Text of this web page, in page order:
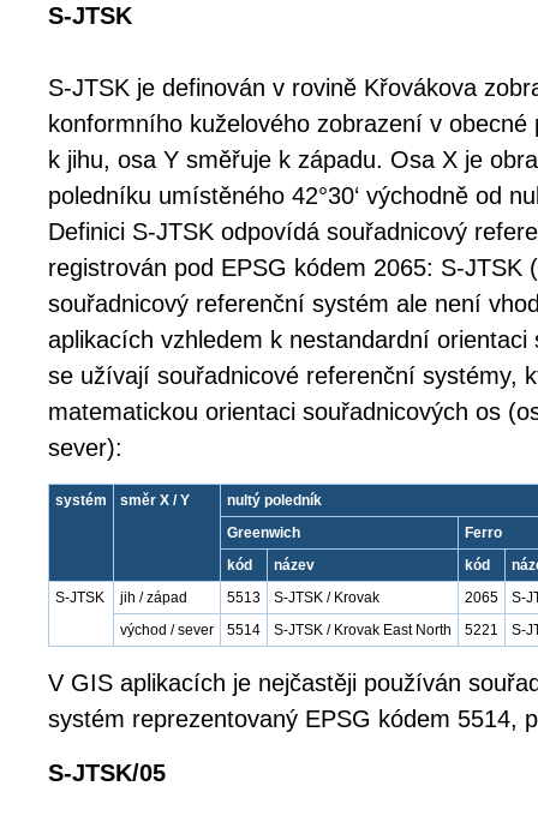
S-JTSK
S-JTSK je definován v rovině Křovákova
konformního kuželového zobrazení v
k jihu, osa Y směřuje k západu. Osa X je
poledníku umístěného 42°30‘ východně od
Definici S-JTSK odpovídá souřadnicový
registrován pod EPSG kódem 2065: S-JTSK
souřadnicový referenční systém ale není
aplikacích vzhledem k nestandardní orientaci
se užívají souřadnicové referenční systémy,
matematickou orientaci souřadnicových os
sever):
systém směr X / Y
nultý poledník
Greenwich
Ferro
kód
název kód
S-JTSK
jih / západ 5513 S-JTSK / Krovak 2065
S-
východ / sever
5514 S-JTSK / Krovak East North 5221 S-
V GIS aplikacích je nejčastěji používán
systém reprezentovaný EPSG kódem 5514,
S-JTSK/05